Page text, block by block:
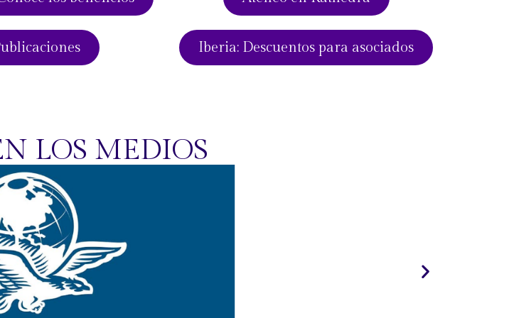
Iberia: Descuentos para asociados
LOS MEDIOS